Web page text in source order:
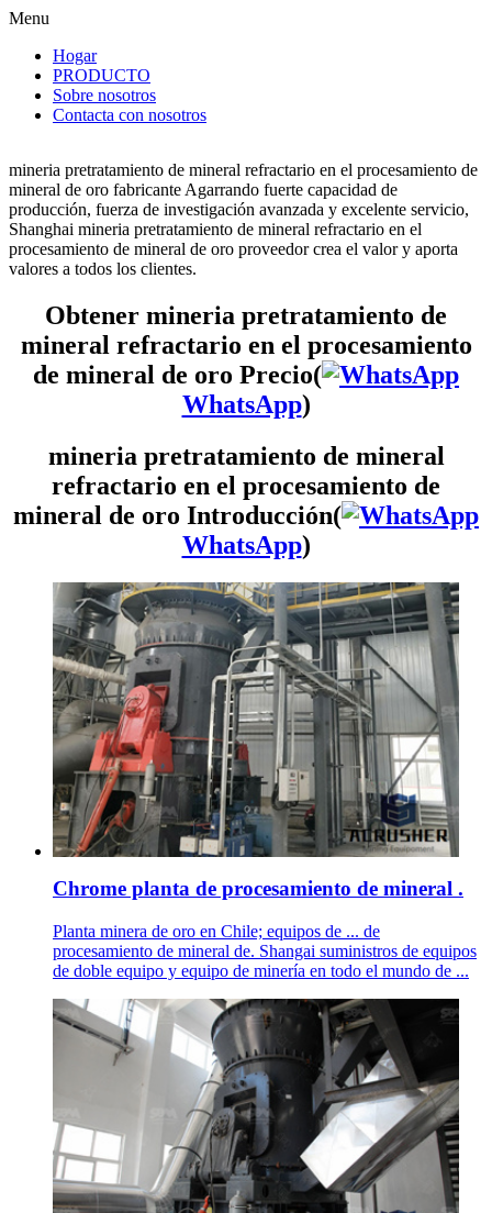
Menu
Hogar
PRODUCTO
Sobre nosotros
Contacta con nosotros
mineria pretratamiento de mineral refractario en el procesamiento de
mineral de oro fabricante Agarrando fuerte capacidad de
producción, fuerza de investigación avanzada y excelente servicio,
Shanghai mineria pretratamiento de mineral refractario en el
procesamiento de mineral de oro proveedor crea el valor y aporta
valores a todos los clientes.
Obtener mineria pretratamiento de
mineral refractario en el procesamiento
de mineral de oro Precio(
WhatsApp)
mineria pretratamiento de mineral
refractario en el procesamiento de
mineral de oro Introducción(
WhatsApp)
Chrome planta de procesamiento de mineral .
Planta minera de oro en Chile; equipos de ... de
procesamiento de mineral de. Shangai suministros de equipos
de doble equipo y equipo de minería en todo el mundo de ...